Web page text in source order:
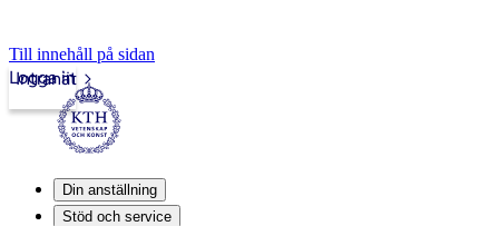
Till innehåll på sidan
Intranät
Logga in
Din anställning
Stöd och service